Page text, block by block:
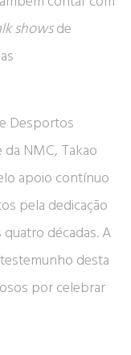
showsde
Desportos
NMC, Takao
apoio contínuo
pela dedicação
décadas. A
desta
por celebrar